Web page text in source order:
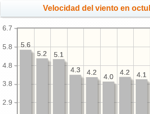
Velocidad del viento en
2.9
3.8
4.8
5.8
6.7
4.1
4.2
4.0
4.2
4.3
5.1
5.2
5.6
4.1
4.2
4.0
4.2
4.3
5.1
5.2
5.6